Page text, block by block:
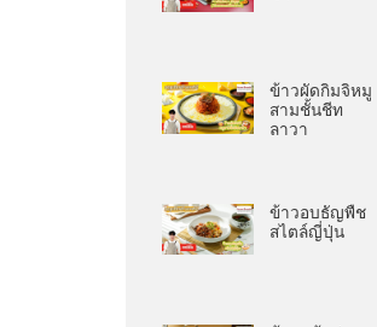
ข้าวผัดกิมจิหมู
สามชั้นชีท
ลาวา
ข้าวอบธัญพืช
สไตล์ญี่ปุ่น